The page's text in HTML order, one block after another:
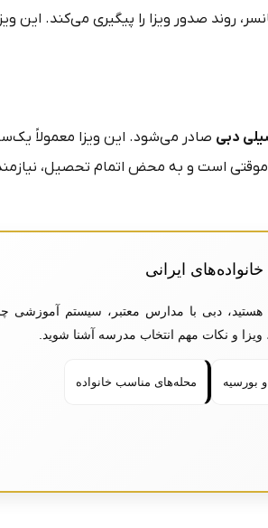
روند صدور ویزا را پیگیری می‌کند. این
دبی صادر می‌شود. این ویزا معمولاً
است و به محض اتمام تحصیل،
ایرانی
هستید، دبی با مدارس معتبر، سیستم آموزشی
ویزا و نکات مهم انتخاب مدرسه آشنا شوید.
بورسیه محله‌های مناسب خانواده